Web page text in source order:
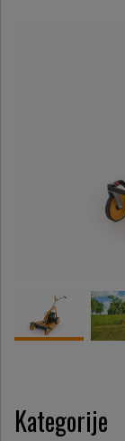
Kategorije